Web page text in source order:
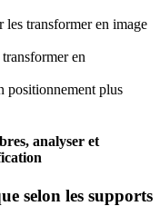
les transformer en image
en
positionnement plus
analyser et
selon les supports